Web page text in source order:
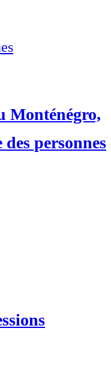
Monténégro,
personnes